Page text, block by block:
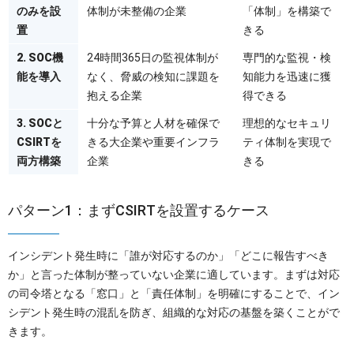
のみを設
置
体制が未整備の企業
「体制」を構築で
きる
2. SOC機
能を導入
24時間365日の監視体制が
なく、脅威の検知に課題を
抱える企業
専門的な監視・検
知能力を迅速に獲
得できる
3. SOCと
CSIRTを
両方構築
十分な予算と人材を確保で
きる大企業や重要インフラ
企業
理想的なセキュリ
ティ体制を実現で
きる
パターン1：まずCSIRTを設置するケース
インシデント発生時に「誰が対応するのか」「どこに報告すべき
か」と言った体制が整っていない企業に適しています。まずは対応
の司令塔となる「窓口」と「責任体制」を明確にすることで、イン
シデント発生時の混乱を防ぎ、組織的な対応の基盤を築くことがで
きます。